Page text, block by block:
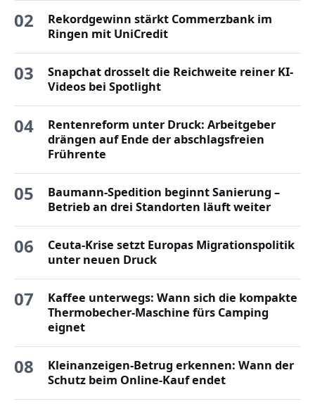
02
Rekordgewinn stärkt Commerzbank im
Ringen mit UniCredit
03
Snapchat drosselt die Reichweite reiner KI-
Videos bei Spotlight
04
Rentenreform unter Druck: Arbeitgeber
drängen auf Ende der abschlagsfreien
Frührente
05
Baumann-Spedition beginnt Sanierung –
Betrieb an drei Standorten läuft weiter
06
Ceuta-Krise setzt Europas Migrationspolitik
unter neuen Druck
07
Kaffee unterwegs: Wann sich die kompakte
Thermobecher-Maschine fürs Camping
eignet
08
Kleinanzeigen-Betrug erkennen: Wann der
Schutz beim Online-Kauf endet